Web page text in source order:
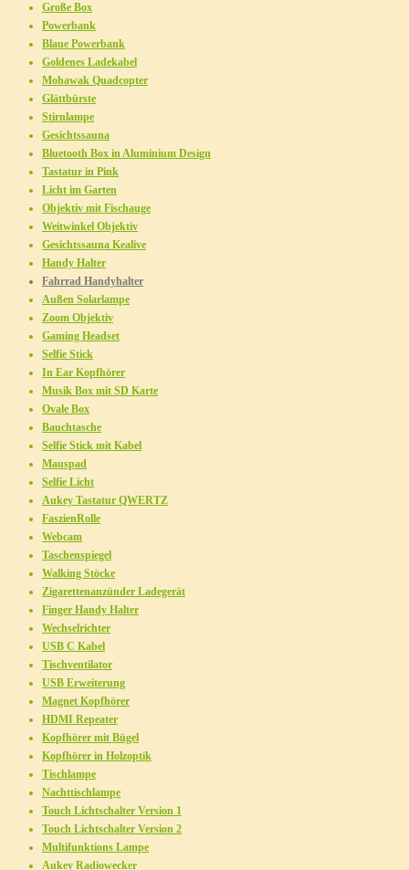
Große Box
Powerbank
Blaue Powerbank
Goldenes Ladekabel
Mohawak Quadcopter
Glättbürste
Stirnlampe
Gesichtssauna
Bluetooth Box in Aluminium Design
Tastatur in Pink
Licht im Garten
Objektiv mit Fischauge
Weitwinkel Objektiv
Gesichtssauna Kealive
Handy Halter
Fahrrad Handyhalter
Außen Solarlampe
Zoom Objektiv
Gaming Headset
Selfie Stick
In Ear Kopfhörer
Musik Box mit SD Karte
Ovale Box
Bauchtasche
Selfie Stick mit Kabel
Mauspad
Selfie Licht
Aukey Tastatur QWERTZ
FaszienRolle
Webcam
Taschenspiegel
Walking Stöcke
Zigarettenanzünder Ladegerät
Finger Handy Halter
Wechselrichter
USB C Kabel
Tischventilator
USB Erweiterung
Magnet Kopfhörer
HDMI Repeater
Kopfhörer mit Bügel
Kopfhörer in Holzoptik
Tischlampe
Nachttischlampe
Touch Lichtschalter Version 1
Touch Lichtschalter Version 2
Multifunktions Lampe
Aukey Radiowecker